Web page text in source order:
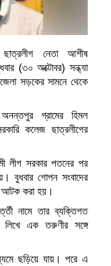
ছাত্রলীগ নেতা আশীষ
(৩০ অক্টোবর) সন্ধ্যা
সড়কের সামনে থেকে
গ্রামের হিমল
কলেজ ছাত্রলীগের
লীগ সরকার পতনের পর
বুধবার গোপন সংবাদের
আটক করা হয়।
নামে তার ব্যক্তিগত
এক তরুণীর সঙ্গে
ছড়িয়ে যায়। পরে এ